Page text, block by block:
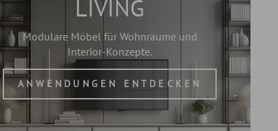
LIVING
Modulare Möbel für Wohnräume und
Interior-Konzepte.
ANWENDUNGEN ENTDECKEN